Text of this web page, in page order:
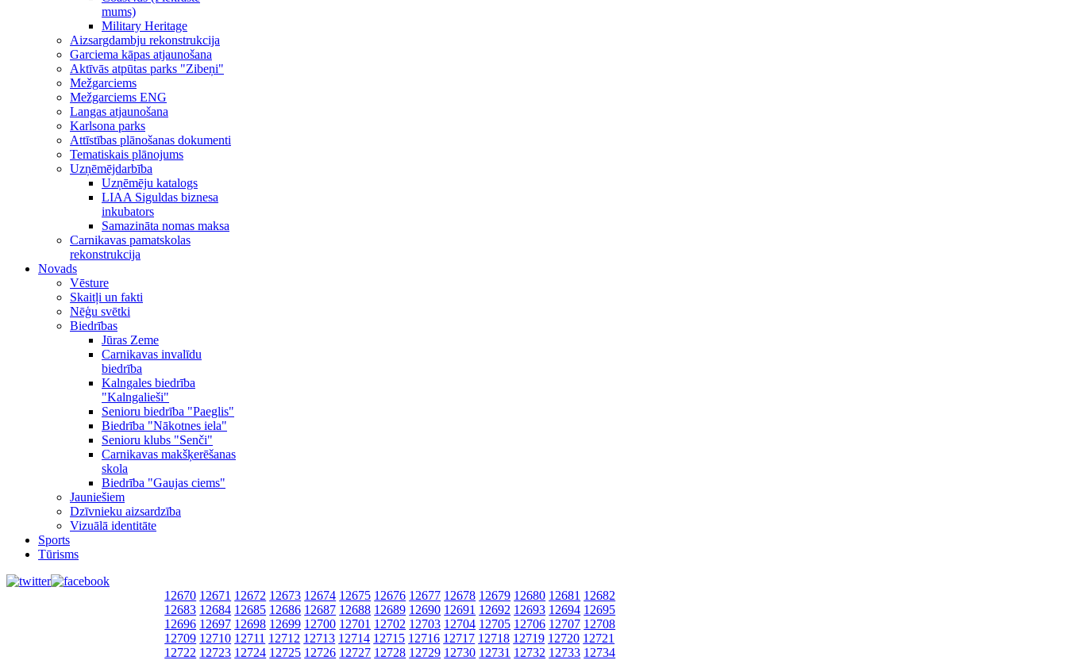
mums)
Military Heritage
Aizsargdambju rekonstrukcija
Garciema kāpas atjaunošana
Aktīvās atpūtas parks "Zibeņi"
Mežgarciems
Mežgarciems ENG
Langas atjaunošana
Karlsona parks
Attīstības plānošanas dokumenti
Tematiskais plānojums
Uzņēmējdarbība
Uzņēmēju katalogs
LIAA Siguldas biznesa
inkubators
Samazināta nomas maksa
Carnikavas pamatskolas
rekonstrukcija
Novads
Vēsture
Skaitļi un fakti
Nēģu svētki
Biedrības
Jūras Zeme
Carnikavas invalīdu
biedrība
Kalngales biedrība
"Kalngalieši"
Senioru biedrība "Paeglis"
Biedrība "Nākotnes iela"
Senioru klubs "Senči"
Carnikavas makšķerēšanas
skola
Biedrība "Gaujas ciems"
Jauniešiem
Dzīvnieku aizsardzība
Vizuālā identitāte
Sports
Tūrisms
12670 12671 12672 12673 12674 12675 12676 12677 12678 12679 12680 12681 12682
12683 12684 12685 12686 12687 12688 12689 12690 12691 12692 12693 12694 12695
12696 12697 12698 12699 12700 12701 12702 12703 12704 12705 12706 12707 12708
12709 12710 12711 12712 12713 12714 12715 12716 12717 12718 12719 12720 12721
12722 12723 12724 12725 12726 12727 12728 12729 12730 12731 12732 12733 12734